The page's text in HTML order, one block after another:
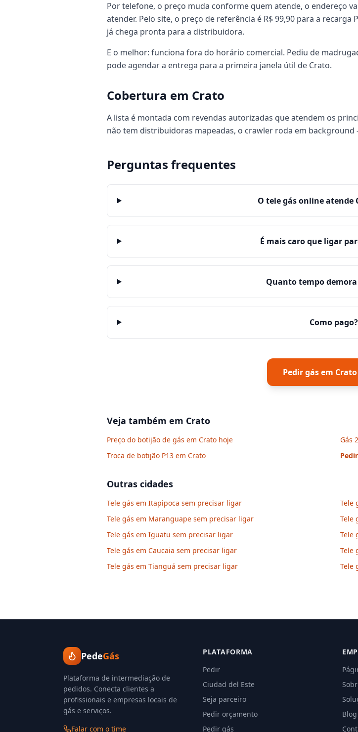
Por telefone, o preço muda conforme quem atende, o endereço
atender. Pelo site, o preço de referência é R$ 99,90 para a
já chega pronta para a distribuidora.
E o melhor: funciona fora do horário comercial. Pediu de
pode agendar a entrega para a primeira janela útil de Crato.
Cobertura em Crato
A lista é montada com revendas autorizadas que atendem os
não tem distribuidoras mapeadas, o crawler roda em
Perguntas frequentes
O tele gás online atende
É mais caro que ligar
Quanto tempo
Como pago?
Pedir gás em Crato
Veja também em Crato
Preço do botijão de gás em Crato hoje
Gás
Troca de botijão P13 em Crato
Outras cidades
Tele gás em Itapipoca sem precisar ligar
Tele
Tele gás em Maranguape sem precisar ligar
Tele
Tele gás em Iguatu sem precisar ligar
Tele
Tele gás em Caucaia sem precisar ligar
Tele
Tele gás em Tianguá sem precisar ligar
Tele
PedeGás
Plataforma de intermediação de
pedidos. Conecta clientes a
profissionais e empresas locais de
gás e serviços.
Falar com o time
PLATAFORMA
Pedir
Ciudad del Este
Seja parceiro
Pedir orçamento
Pedir gás
Blog